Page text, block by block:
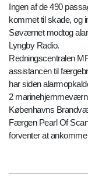
Ingen af de 490
kommet til skade, og
Søværnet modtog
Lyngby Radio.
Redningscentralen
assistancen til
har siden
2
Københavns
Færgen Pearl Of
forventer at